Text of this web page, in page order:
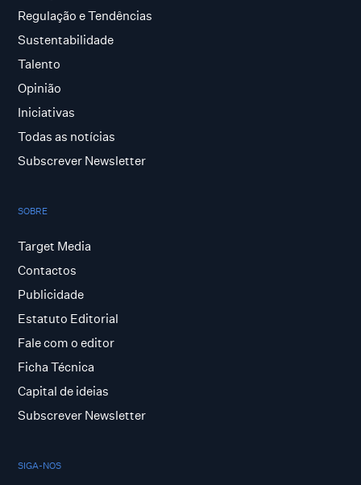
Regulação e Tendências
Sustentabilidade
Talento
Opinião
Iniciativas
Todas as notícias
Subscrever Newsletter
SOBRE
Target Media
Contactos
Publicidade
Estatuto Editorial
Fale com o editor
Ficha Técnica
Capital de ideias
Subscrever Newsletter
SIGA-NOS